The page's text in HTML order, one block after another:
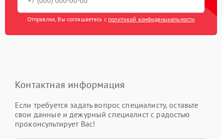
Отправляя, Вы соглашаетесь с политикой конфиденциальности
Контактная информация
Если требуется задать вопрос специалисту, оставьте
свои данные и дежурный специалист с радостью
проконсультирует Вас!